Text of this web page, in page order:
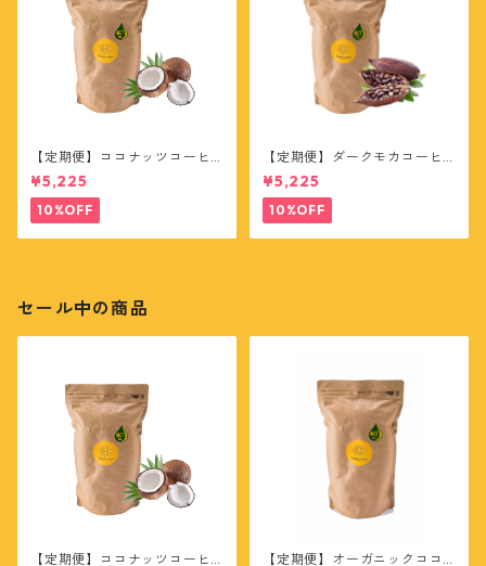
【定期便】ココナッツコーヒ
ー20杯分
¥5,225
10%OFF
【定期便】ダークモカコーヒ
ー20杯分
¥5,225
10%OFF
セール中の商品
【定期便】ココナッツコーヒ
【定期便】オーガニックココ